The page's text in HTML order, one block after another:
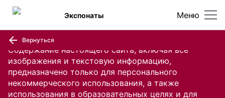
Содержание настоящего сайта, включая все
изображения и текстовую информацию,
предназначено только для персонального
некоммерческого использования, а также
использования в образовательных целях и для
Меню
Экспонаты
Вернуться